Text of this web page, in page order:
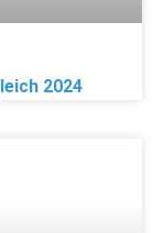
2024